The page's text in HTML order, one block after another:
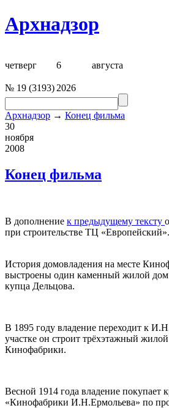
Архнадзор
четверг 6 августа
№ 19 (3193) 2026
Архнадзор → Конец фильма
30
ноября
2008
Конец фильма
В дополнение к предыдущему тексту
при строительстве ТЦ
История домовладения на месте
выстроены один каменный жилой дом
купца Дельцова.
В 1895 году владение переходит к
участке он строит трёхэтажный
Кинофабрики.
Весной 1914 года владение
«Кинофабрики И.Н.Ермольева» по